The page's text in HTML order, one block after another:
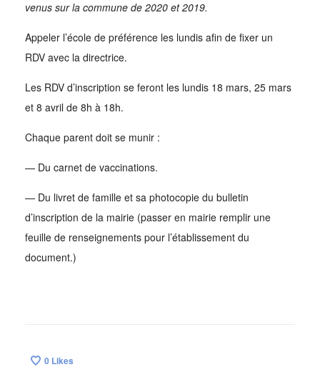
venus sur la commune de 2020 et 2019.
Appeler l’école de préférence les lundis afin de fixer un
RDV avec la directrice.
Les RDV d’inscription se feront les lundis 18 mars, 25 mars
et 8 avril de 8h à 18h.
Chaque parent doit se munir :
— Du carnet de vaccinations.
— Du livret de famille et sa photocopie du bulletin
d’inscription de la mairie (passer en mairie remplir une
feuille de renseignements pour l’établissement du
document.)
0 Likes